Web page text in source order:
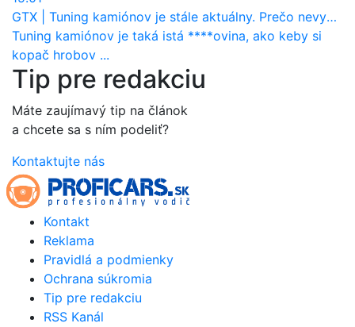
GTX
Tuning kamiónov je stále aktuálny. Prečo nevyhynul ako pri osobákoch?
Tuning kamiónov je taká istá ****ovina, ako keby si
kopač hrobov ...
Tip pre redakciu
Máte zaujímavý tip na článok
a chcete sa s ním podeliť?
Kontaktujte nás
Kontakt
Reklama
Pravidlá a podmienky
Ochrana súkromia
Tip pre redakciu
RSS Kanál